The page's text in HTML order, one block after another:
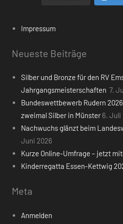
Impressum
Neueste Beiträge
Silber und Bronze für den RV
Jahrgangsmeisterschaften 7.
Bundeswettbewerb Rudern
zweimal Silber in Münster 6. Juli
Nachwuchs glänzt beim
Juni 2026
Kurze Online-Umfrage – jetzt
Kinderregatta Essen-Kettwig
Meta
Anmelden